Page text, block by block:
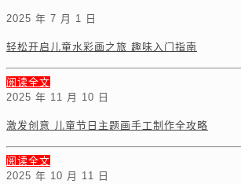
2025 年 7 月 1 日
轻松开启儿童水彩画之旅 趣味入门指南
阅读全文
2025 年 11 月 10 日
激发创意 儿童节日主题画手工制作全攻略
阅读全文
2025 年 10 月 11 日